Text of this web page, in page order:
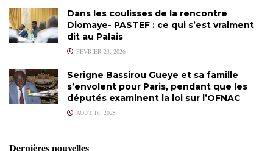
Dans les coulisses de la rencontre
Diomaye- PASTEF : ce qui s’est vraiment
dit au Palais
FÉVRIER 23, 2026
Serigne Bassirou Gueye et sa famille
s’envolent pour Paris, pendant que les
députés examinent la loi sur l’OFNAC
AOÛT 18, 2025
Dernières nouvelles